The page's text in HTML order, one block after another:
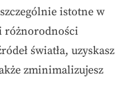
istotne w
różnorodności
światła, uzyskasz
zminimalizujesz